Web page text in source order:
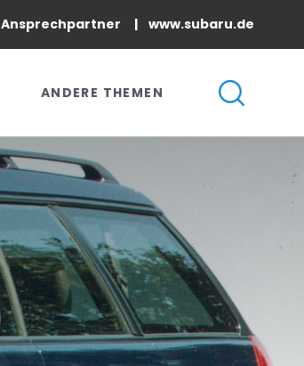
Ansprechpartner www.subaru.de
ANDERE THEMEN